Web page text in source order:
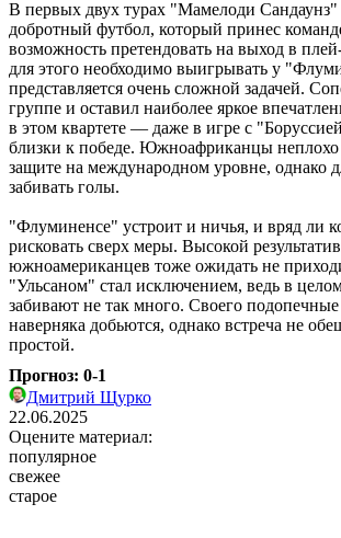
В первых двух турах "Мамелоди Сандаунз"
добротный футбол, который принес
возможность претендовать на выход в
для этого необходимо выигрывать у
представляется очень сложной задачей.
группе и оставил наиболее яркое
в этом квартете — даже в игре с
близки к победе. Южноафриканцы неплохо
защите на международном уровне, однако
забивать голы.
"Флуминенсе" устроит и ничья, и вряд ли
рисковать сверх меры. Высокой
южноамериканцев тоже ожидать не
"Ульсаном" стал исключением, ведь в
забивают не так много. Своего
наверняка добьются, однако встреча не
простой.
Прогноз: 0-1
Дмитрий Щурко
22.06.2025
Оцените материал:
популярное
свежее
старое